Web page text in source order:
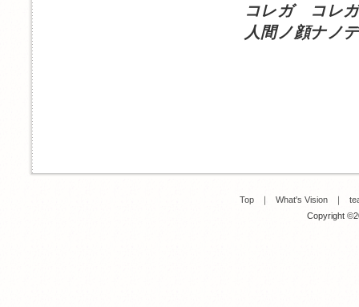
コレガ コレ
人間ノ顔ナノ
Top ｜ What's Vision ｜
Copyright